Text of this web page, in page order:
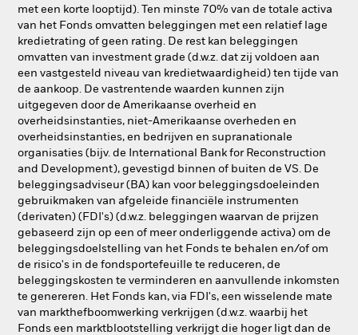
met een korte looptijd). Ten minste 70% van de totale activa
van het Fonds omvatten beleggingen met een relatief lage
kredietrating of geen rating. De rest kan beleggingen
omvatten van investment grade (d.w.z. dat zij voldoen aan
een vastgesteld niveau van kredietwaardigheid) ten tijde van
de aankoop. De vastrentende waarden kunnen zijn
uitgegeven door de Amerikaanse overheid en
overheidsinstanties, niet-Amerikaanse overheden en
overheidsinstanties, en bedrijven en supranationale
organisaties (bijv. de International Bank for Reconstruction
and Development), gevestigd binnen of buiten de VS. De
beleggingsadviseur (BA) kan voor beleggingsdoeleinden
gebruikmaken van afgeleide financiële instrumenten
(derivaten) (FDI's) (d.w.z. beleggingen waarvan de prijzen
gebaseerd zijn op een of meer onderliggende activa) om de
beleggingsdoelstelling van het Fonds te behalen en/of om
de risico's in de fondsportefeuille te reduceren, de
beleggingskosten te verminderen en aanvullende inkomsten
te genereren. Het Fonds kan, via FDI's, een wisselende mate
van markthefboomwerking verkrijgen (d.w.z. waarbij het
Fonds een marktblootstelling verkrijgt die hoger ligt dan de